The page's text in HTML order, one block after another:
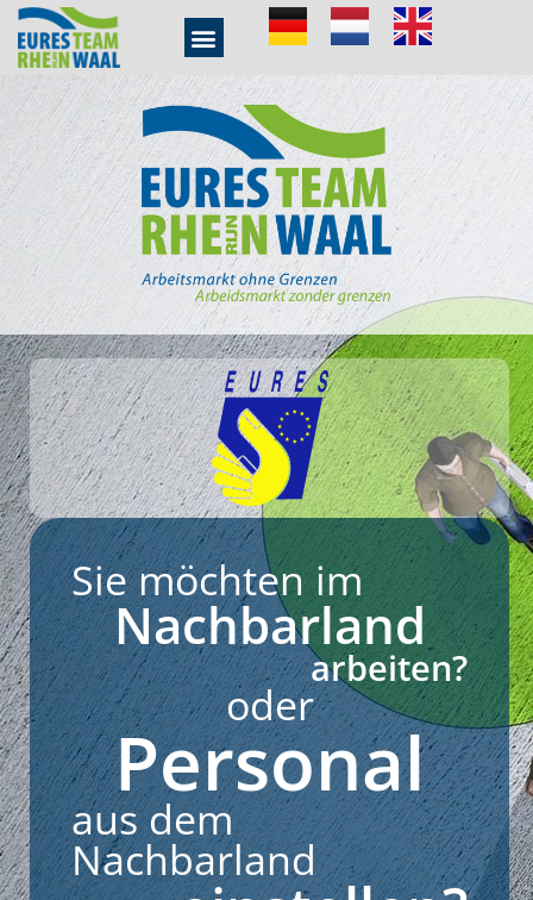
Sie möchten im
Nachbarland
arbeiten?
oder
Personal
aus dem
Nachbarland